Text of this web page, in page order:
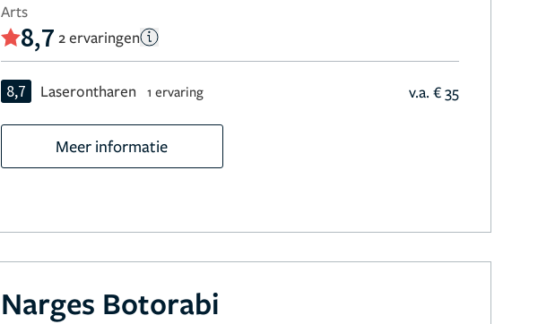
Arts
8,7 2 ervaringen
8,7 Laserontharen 1 ervaring v.a. € 35
Meer informatie
Narges Botorabi